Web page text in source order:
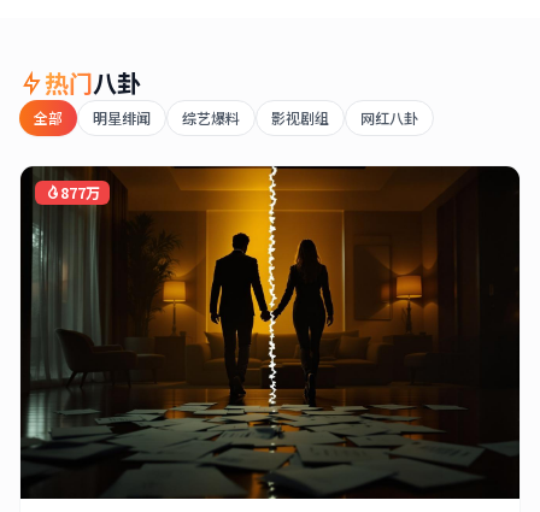
热门八卦
全部 明星绯闻 综艺爆料 影视剧组 网红八卦
877万